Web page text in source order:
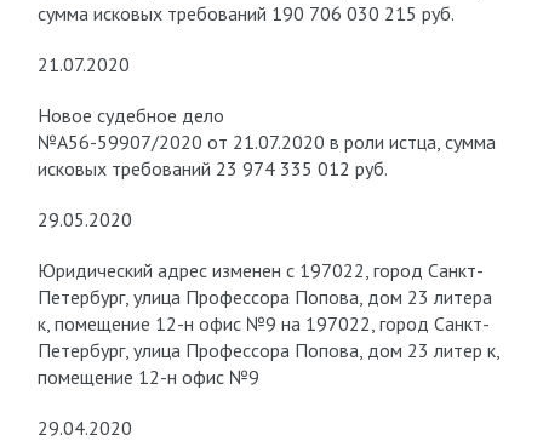
сумма исковых требований 190 706 030 215 руб.
21.07.2020
Новое судебное дело
№А56-59907/2020 от 21.07.2020 в роли истца, сумма
исковых требований 23 974 335 012 руб.
29.05.2020
Юридический адрес изменен с 197022, город Санкт-
Петербург, улица Профессора Попова, дом 23 литера
к, помещение 12-н офис №9 на 197022, город Санкт-
Петербург, улица Профессора Попова, дом 23 литер к,
помещение 12-н офис №9
29.04.2020